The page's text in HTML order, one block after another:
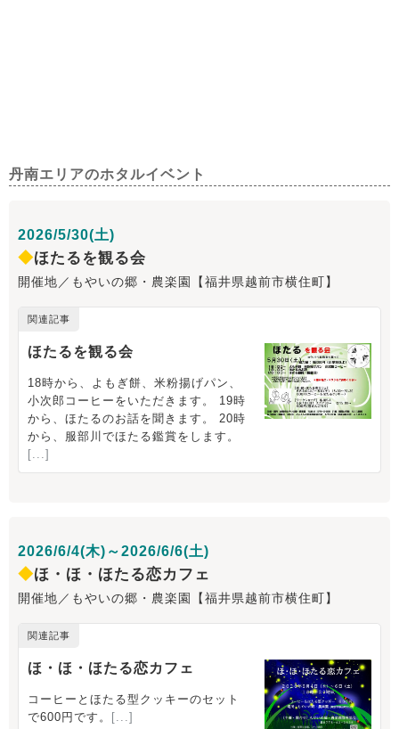
丹南エリアのホタルイベント
2026/5/30(土)
◆ほたるを観る会
開催地／もやいの郷・農楽園【福井県越前市横住町】
2026/6/4(木)～2026/6/6(土)
◆ほ・ほ・ほたる恋カフェ
開催地／もやいの郷・農楽園【福井県越前市横住町】